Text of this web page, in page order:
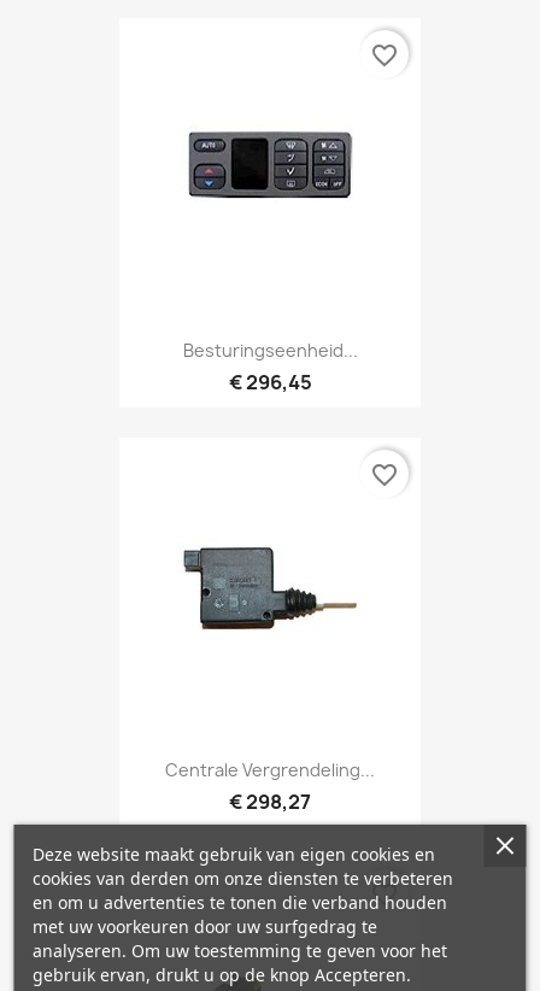
Besturingseenheid...
€ 296,45
favorite_border
Centrale Vergrendeling...
€ 298,27
favorite_border
favorite_border
Deze website maakt gebruik van eigen cookies en
cookies van derden om onze diensten te verbeteren
en om u advertenties te tonen die verband houden
met uw voorkeuren door uw surfgedrag te
analyseren. Om uw toestemming te geven voor het
gebruik ervan, drukt u op de knop Accepteren.